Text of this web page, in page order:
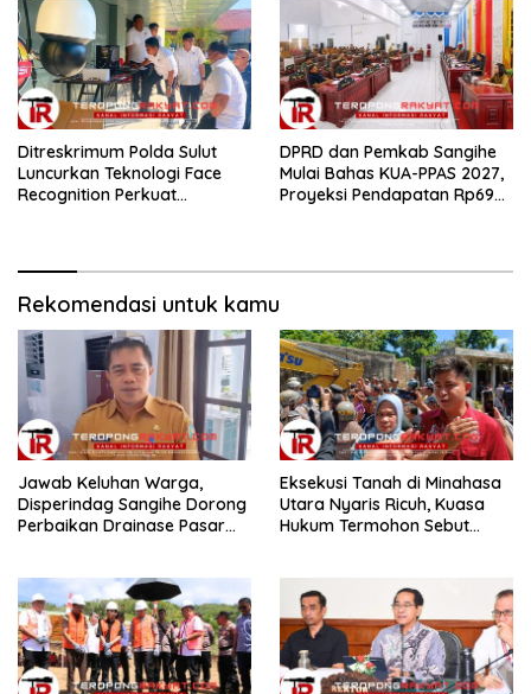
Ditreskrimum Polda Sulut
Luncurkan Teknologi Face
Recognition Perkuat
DPRD dan Pemkab Sangihe
Mulai Bahas KUA-PPAS 2027,
Proyeksi Pendapatan Rp699
Rekomendasi untuk kamu
Jawab Keluhan Warga,
Disperindag Sangihe Dorong
Perbaikan Drainase Pasar
Eksekusi Tanah di Minahasa
Utara Nyaris Ricuh, Kuasa
Hukum Termohon Sebut